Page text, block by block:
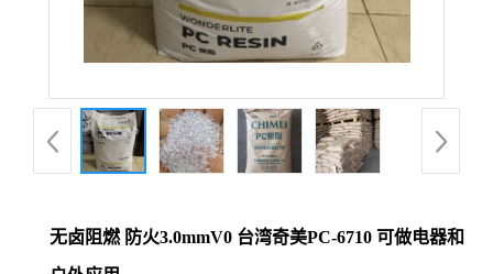
无卤阻燃 防火3.0mmV0 台湾奇美PC-6710 可做电器和